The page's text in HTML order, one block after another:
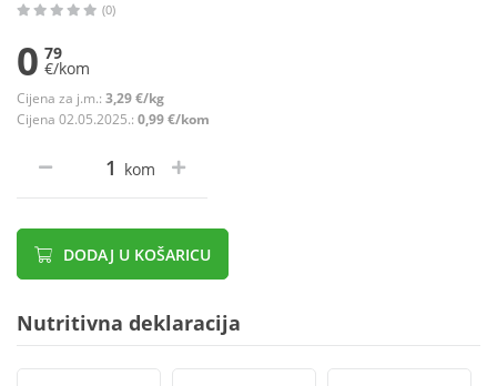
(0)
0 79
€/kom
Cijena za j.m.: 3,29 €/kg
Cijena 02.05.2025.: 0,99 €/kom
kom
DODAJ U KOŠARICU
Nutritivna deklaracija